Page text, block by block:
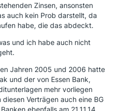
Zinsen, ansonsten
auch kein Prob darstellt, da
habe, die das abdeckt.
und ich habe auch nicht
Jahren 2005 und 2006 hatte
und der von Essen Bank,
mehr vorliegen
Verträgen auch eine BG
ebenfalls am 21.11.14